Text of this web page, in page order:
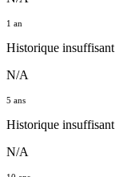
1 an
Historique insuffisant
N/A
5 ans
Historique insuffisant
N/A